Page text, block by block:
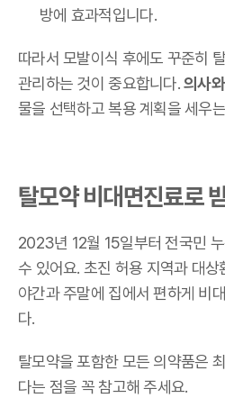
방에 효과적입니다.
따라서 모발이식 후에도 꾸준히
관리하는 것이 중요합니다.의사
물을 선택하고 복용 계획을 세우
탈모약 비대면진료로
2023년 12월 15일부터 전국민
수 있어요. 초진 허용 지역과 대
야간과 주말에 집에서 편하게 비
다.
탈모약을 포함한 모든 의약품은
다는 점을 꼭 참고해 주세요.